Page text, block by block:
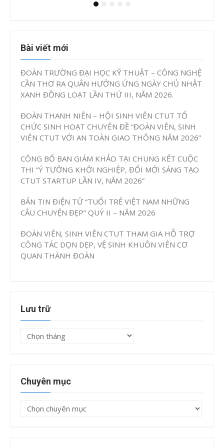
Bài viết mới
ĐOÀN TRƯỜNG ĐẠI HỌC KỸ THUẬT – CÔNG NGHỆ
CẦN THƠ RA QUÂN HƯỞNG ỨNG NGÀY CHỦ NHẬT
XANH ĐỒNG LOẠT LẦN THỨ III, NĂM 2026.
ĐOÀN THANH NIÊN – HỘI SINH VIÊN CTUT TỔ
CHỨC SINH HOẠT CHUYÊN ĐỀ “ĐOÀN VIÊN, SINH
VIÊN CTUT VỚI AN TOÀN GIAO THÔNG NĂM 2026”
CÔNG BỐ BAN GIÁM KHẢO TẠI CHUNG KẾT CUỘC
THI “Ý TƯỞNG KHỞI NGHIỆP, ĐỔI MỚI SÁNG TẠO
CTUT STARTUP LẦN IV, NĂM 2026”
BẢN TIN ĐIỆN TỬ “TUỔI TRẺ VIỆT NAM NHỮNG
CÂU CHUYỆN ĐẸP” QUÝ II – NĂM 2026
ĐOÀN VIÊN, SINH VIÊN CTUT THAM GIA HỖ TRỢ
CÔNG TÁC DỌN DẸP, VỆ SINH KHUÔN VIÊN CƠ
QUAN THÀNH ĐOÀN
Lưu trữ
Lưu
Chuyên mục
Chuyên